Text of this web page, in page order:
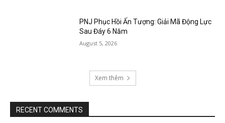
PNJ Phục Hồi Ấn Tượng: Giải Mã Động Lực
Sau Đáy 6 Năm
August 5, 2026
Xem thêm
RECENT COMMENTS